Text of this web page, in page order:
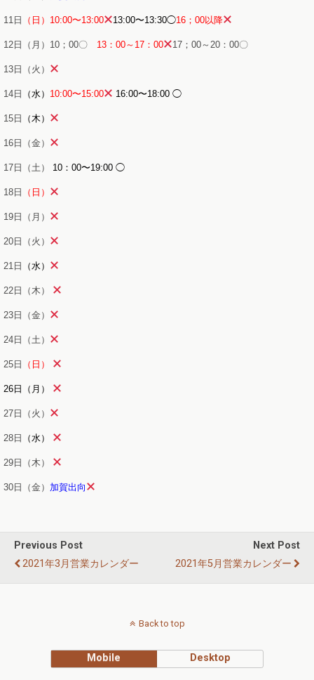
11日 （日）10:00〜13:00 13:00〜13:30◯16；00以降
12日（月）10；00〇 13：00～17：00 17；00～20：00〇
13日（火）
14日 （水） 10:00〜15:00 16:00〜18:00 ◯
15日 （木）
16日（金）
17日（土） 10：00〜19:00 ◯
18日 （日）
19日（月）
20日（火）
21日 （水）
22日（木）
23日（金）
24日（土）
25日 （日）
26日（月）
27日（火）
28日 （水）
29日（木）
30日（金） 加賀出向
Previous Post
2021年3月営業カレンダー
Next Post
2021年5月営業カレンダー
Back to top
Mobile Desktop